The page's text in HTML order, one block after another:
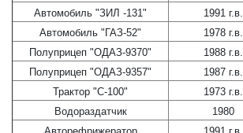
Автомобиль "ЗИЛ -131"
1991 г.в.
Автомобиль "ГАЗ-52"
1978 г.в.
Полуприцеп "ОДАЗ-9370"
1988 г.в.
Полуприцеп "ОДАЗ-9357"
1987 г.в.
Трактор "С-100"
1973 г.в.
Водораздатчик
1980